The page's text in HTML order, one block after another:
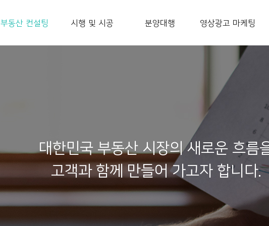
부동산 컨설팅 시행 및 시공 분양대행 영상광고 마케팅
대한민국 부동산 시장의 새로운 흐름
고객과 함께 만들어 가고자 합니다.